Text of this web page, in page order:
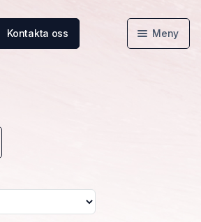
Meny
Kontakta oss